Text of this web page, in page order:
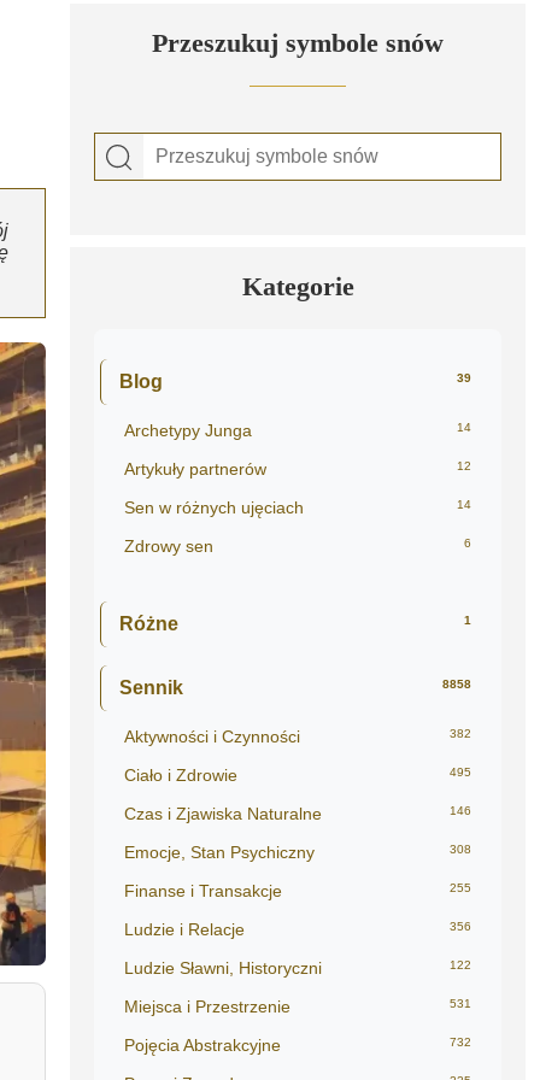
Przeszukuj symbole snów
Kategorie
Blog 39
Archetypy Junga 14
Artykuły partnerów 12
Sen w różnych ujęciach 14
Zdrowy sen 6
Różne 1
Sennik 8858
Aktywności i Czynności 382
Ciało i Zdrowie 495
Czas i Zjawiska Naturalne 146
Emocje, Stan Psychiczny 308
Finanse i Transakcje 255
Ludzie i Relacje 356
Ludzie Sławni, Historyczni 122
Miejsca i Przestrzenie 531
Pojęcia Abstrakcyjne 732